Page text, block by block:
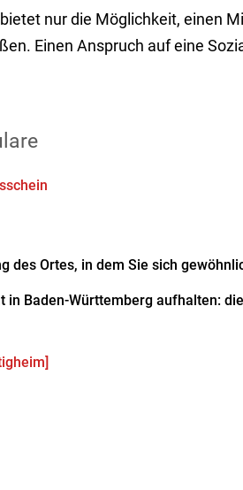
nur die Möglichkeit, einen
Einen Anspruch auf eine
des Ortes, in dem Sie sich
in Baden-Württemberg aufhalten: